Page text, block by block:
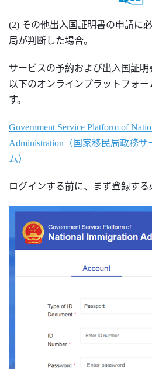
(2) その他出入国証明書の申請に
局が判断した場合。
サービスの予約および出入国証明
以下のオンラインプラットフォ
す。
Government Service Platform of
Administration（国家移民局政務
ム）
ログインする前に、まず登録する